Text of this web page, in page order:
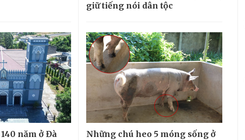
giữ tiếng nói dân tộc
năm ở Đà
Những chú heo 5 móng sống ở